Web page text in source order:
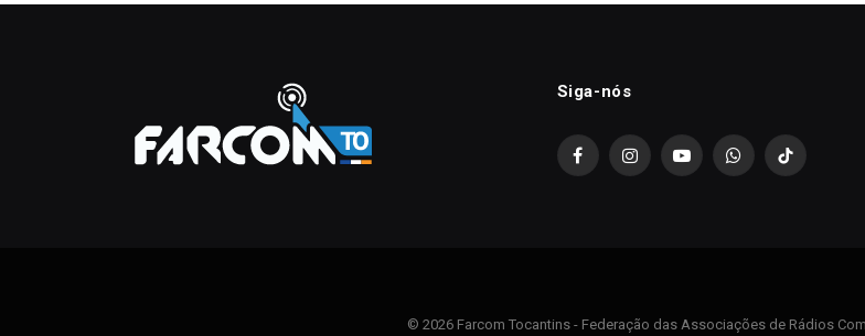
Siga-nós
FacebookInstagramYouTubeWhatsAppTikTok
© 2026 Farcom Tocantins - Federação das Associações de Rádios